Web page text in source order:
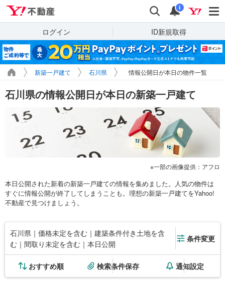
検索 通知
i
ログイン ID新規取得
新築一戸建て 石川県 情報公開日が本日の物件一覧
石川県の情報公開日が本日の新築一戸建て
一部の画像提供：アフロ
本日公開された新着の新築一戸建ての情報を集めました。人気の物件は
すぐに情報公開が終了してしまうことも。理想の新築一戸建てをYahoo!
不動産で見つけましょう。
石川県｜価格未定を含む｜建築条件付き土地を含
む｜間取り未定を含む｜本日公開
条件変更
おすすめ順 検索条件保存 通知設定